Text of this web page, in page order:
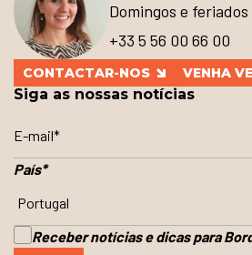
Domingos e feriados
+33 5 56 00 66 00
CONTACTAR-NOS VENHA
Siga as nossas notícias
País*
Receber notícias e dicas para